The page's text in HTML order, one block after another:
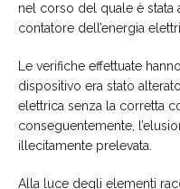
nel corso del quale è stata
contatore dell’energia
Le verifiche effettuate
dispositivo era stato
elettrica senza la corretta
conseguentemente,
illecitamente prelevata.
Alla luce degli elementi